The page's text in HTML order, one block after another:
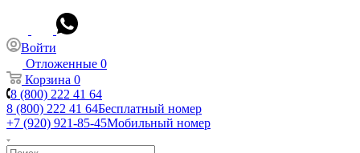
Войти
Отложенные 0
Корзина 0
8 (800) 222 41 64
8 (800) 222 41 64Бесплатный номер
+7 (920) 921-85-45Мобильный номер